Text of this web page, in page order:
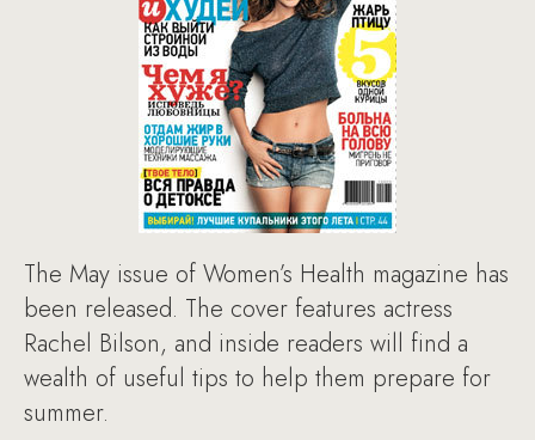
The May issue of Women’s Health magazine has
been released. The cover features actress
Rachel Bilson, and inside readers will find a
wealth of useful tips to help them prepare for
summer.